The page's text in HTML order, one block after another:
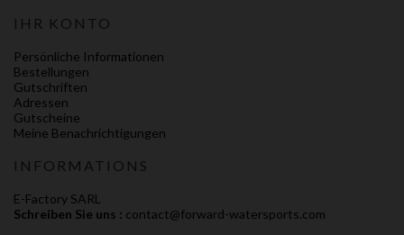
IHR KONTO
Persönliche Informationen
Bestellungen
Gutschriften
Adressen
Gutscheine
Meine Benachrichtigungen
INFORMATIONS
E-Factory SARL
Schreiben Sie uns : contact@forward-watersports.com